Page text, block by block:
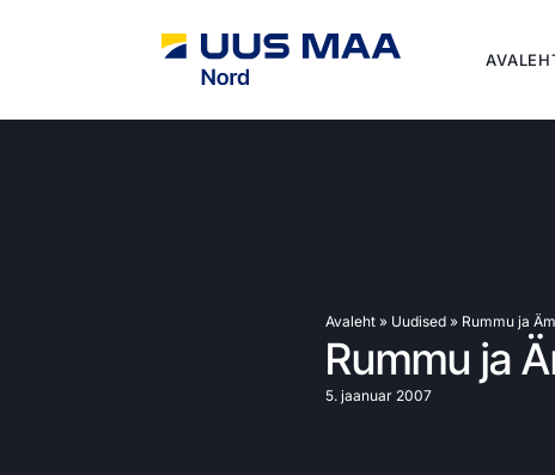
Avaleht » Uudised » Rummu ja
Rummu ja
5. jaanuar 2007